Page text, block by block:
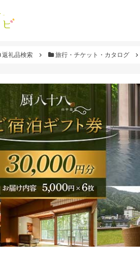
返礼品検索 旅行・チケット・カタログ